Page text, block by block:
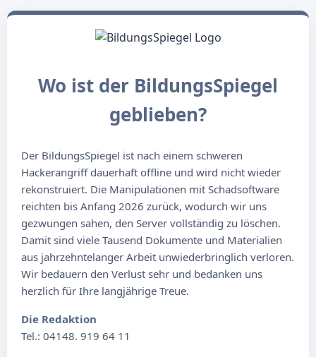
Wo ist der BildungsSpiegel
geblieben?
Der BildungsSpiegel ist nach einem schweren
Hackerangriff dauerhaft offline und wird nicht wieder
rekonstruiert. Die Manipulationen mit Schadsoftware
reichten bis Anfang 2026 zurück, wodurch wir uns
gezwungen sahen, den Server vollständig zu löschen.
Damit sind viele Tausend Dokumente und Materialien
aus jahrzehntelanger Arbeit unwiederbringlich verloren.
Wir bedauern den Verlust sehr und bedanken uns
herzlich für Ihre langjährige Treue.
Die Redaktion
Tel.: 04148. 919 64 11